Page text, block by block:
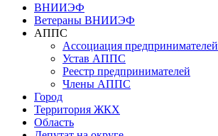
ВНИИЭФ
Ветераны ВНИИЭФ
АППС
Ассоциация предпринимателей
Устав АППС
Реестр предпринимателей
Члены АППС
Город
Территория ЖКХ
Область